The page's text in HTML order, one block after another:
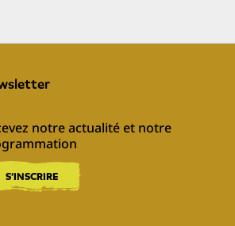
notre actualité et notre
S'INSCRIRE